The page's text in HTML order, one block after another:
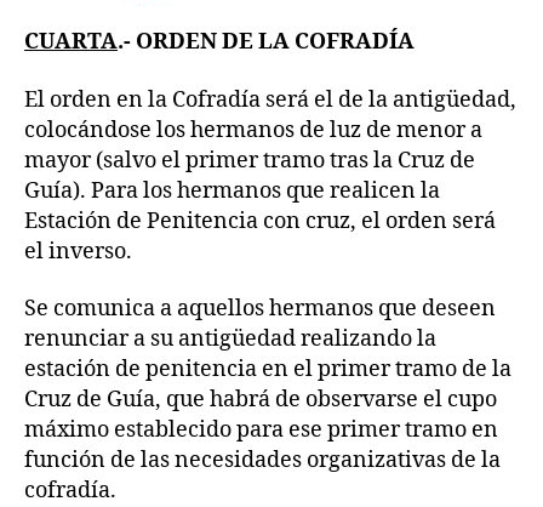
CUARTA.- ORDEN DE LA COFRADÍA
El orden en la Cofradía será el de la antigüedad,
colocándose los hermanos de luz de menor a
mayor (salvo el primer tramo tras la Cruz de
Guía). Para los hermanos que realicen la
Estación de Penitencia con cruz, el orden será
el inverso.
Se comunica a aquellos hermanos que deseen
renunciar a su antigüedad realizando la
estación de penitencia en el primer tramo de la
Cruz de Guía, que habrá de observarse el cupo
máximo establecido para ese primer tramo en
función de las necesidades organizativas de la
cofradía.